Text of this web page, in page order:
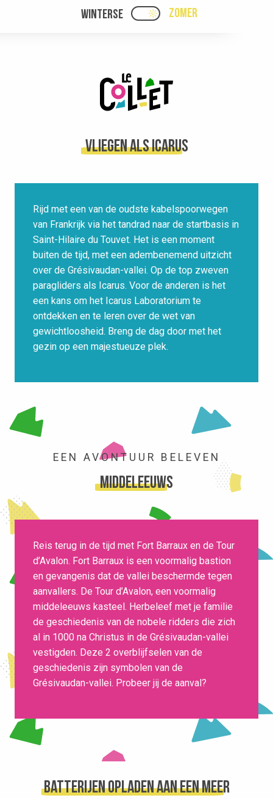
PAGE D’ACCUEIL ACTUELLE ÉTÉ :
WINTERSE PAGE D’ACCUEIL
ZOMER
Vliegen als Icarus
Rijd met een van de oudste kabelspoorwegen
van Frankrijk via het tandrad naar de startbasis in
Saint-Hilaire du Touvet. Het is een moment
buiten de tijd, met een adembenemend uitzicht
over de Grésivaudan-vallei. Op de top zweven
paragliders als Icarus. Voor de anderen is het
een kans om het Icarus Laboratorium te
ontdekken en te leren over de wet van
gewichtloosheid. Breng de dag door met het
gezin op een majestueuze plek.
EEN AVONTUUR BELEVEN
Middeleeuws
Reis terug in de tijd met Fort Barraux en de Tour
d’Avalon. Fort Barraux is een voormalig bastion
en gevangenis dat de vallei beschermde tegen
aanvallers. De Tour d’Avalon, een voormalig
middeleeuws kasteel. Herbeleef met je familie
de geschiedenis van de nobele ridders die zich
al in 1000 na Christus in de Grésivaudan-vallei
vestigden. Deze 2 overblijfselen van de
geschiedenis zijn symbolen van de
Grésivaudan-vallei. Probeer jij de aanval?
Batterijen opladen aan een meer